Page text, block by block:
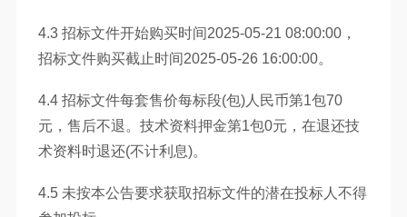
4.3 招标文件开始购买时间2025-05-21 08:00:00，
招标文件购买截止时间2025-05-26 16:00:00。
4.4 招标文件每套售价每标段(包)人民币第1包70
元，售后不退。技术资料押金第1包0元，在退还技
术资料时退还(不计利息)。
4.5 未按本公告要求获取招标文件的潜在投标人不得